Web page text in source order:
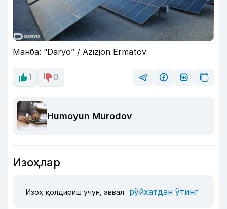
Манба: “Daryo” / Azizjon Ermatov
1 0
Humoyun Murodov
Изоҳлар
Изоҳ қолдириш учун, аввал рўйхатдан ўтинг